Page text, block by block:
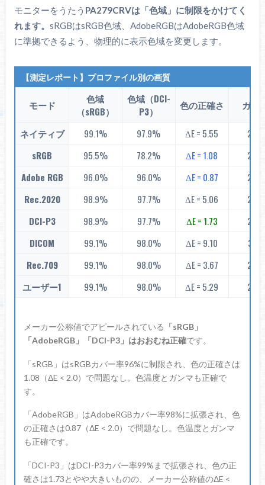
モニターをうたう PA279CRVは「色域」に制限をかけてく
れます。 sRGBはsRGB色域、AdobeRGBはAdobeRGB色域
に準拠できるよう、物理的に表示色域を変更します。
【測定レポート】プロファイル別の画質
モード
色域
（sRGB）
色域（DCI-
P3）
色の正確さ ガン
ネイティブ 99.1% 97.9% ΔE = 5.55
2.20
sRGB
95.5% 78.2% ΔE = 1.08
2.20
Adobe RGB
96.0% 96.0% ΔE = 0.87
2.20
Rec.2020
98.9% 97.7% ΔE = 5.06
2.38
DCI-P3
98.9% 97.7% ΔE = 1.73
2.57
DICOM
99.1% 98.0% ΔE = 9.10
3.14
Rec.709
99.1% 98.0% ΔE = 3.67
2.38
ユーザー1
99.1% 98.0% ΔE = 5.29 2.20
メーカー公称値でアピールされている 「sRGB」
「AdobeRGB」「DCI-P3」はおおむね正確です。
「sRGB」はsRGBカバー率96%に制限され、色の正確さは
1.08（ΔE < 2.0）で問題なし。色温度とガンマも正確で
す。
「AdobeRGB」はAdobeRGBカバー率98%に拡張され、色
の正確さは0.87（ΔE < 2.0）で問題なし。色温度とガンマ
も正確です。
「DCI-P3」はDCI-P3カバー率99%まで拡張され、色の正
確さは1.73とやや大きいものの、メーカー公称値のΔE <